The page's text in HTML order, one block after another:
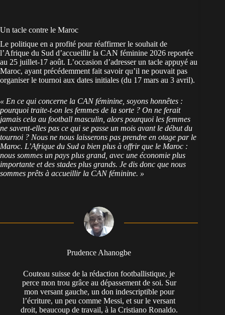
Un tacle contre le Maroc
Le politique en a profité pour réaffirmer le souhait de
l’Afrique du Sud d’accueillir la CAN féminine 2026 reportée
au 25 juillet-17 août. L’occasion d’adresser un tacle appuyé au
Maroc, ayant précédemment fait savoir qu’il ne pouvait pas
organiser le tournoi aux dates initiales (du 17 mars au 3 avril).
« En ce qui concerne la CAN féminine, soyons honnêtes :
pourquoi traite-t-on les femmes de la sorte ? On ne ferait
jamais cela au football masculin, alors pourquoi les femmes
ne savent-elles pas ce qui se passe un mois avant le début du
tournoi ? Nous ne nous laisserons pas prendre en otage par le
Maroc. L’Afrique du Sud a bien plus à offrir que le Maroc :
nous sommes un pays plus grand, avec une économie plus
importante et des stades plus grands. Je dis donc que nous
sommes prêts à accueillir la CAN féminine. »
Prudence Ahanogbe
Couteau suisse de la rédaction footballistique, je
perce mon trou grâce au dépassement de soi. Sur
mon versant gauche, un don indescriptible pour
l’écriture, un peu comme Messi, et sur le versant
droit, beaucoup de travail, à la Cristiano Ronaldo.